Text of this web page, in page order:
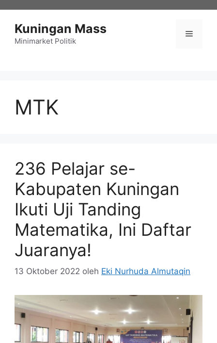
Kuningan Mass
Minimarket Politik
Menu
MTK
236 Pelajar se-
Kabupaten Kuningan
Ikuti Uji Tanding
Matematika, Ini Daftar
Juaranya!
13 Oktober 2022 oleh Eki Nurhuda Almutaqin